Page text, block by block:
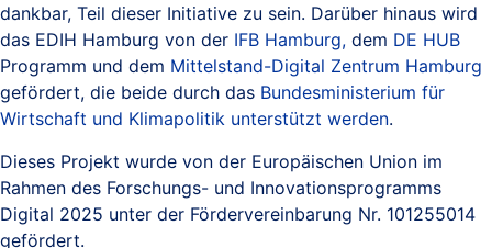
dankbar, Teil dieser Initiative zu sein. Darüber hinaus wird
das EDIH Hamburg von der IFB Hamburg, dem DE HUB
Programm und dem Mittelstand-Digital Zentrum Hamburg
gefördert, die beide durch das Bundesministerium für
Wirtschaft und Klimapolitik unterstützt werden.
Dieses Projekt wurde von der Europäischen Union im
Rahmen des Forschungs- und Innovationsprogramms
Digital 2025 unter der Fördervereinbarung Nr. 101255014
gefördert.